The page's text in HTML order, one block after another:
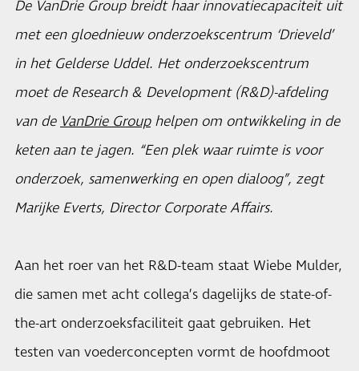
De VanDrie Group breidt haar innovatiecapaciteit uit
met een gloednieuw onderzoekscentrum ‘Drieveld’
in het Gelderse Uddel. Het onderzoekscentrum
moet de Research & Development (R&D)-afdeling
van deVanDrie Grouphelpen om ontwikkeling in de
keten aan te jagen. “Een plek waar ruimte is voor
onderzoek, samenwerking en open dialoog”, zegt
Marijke Everts, Director Corporate Affairs.
Aan het roer van het R&D-team staat Wiebe Mulder,
die samen met acht collega’s dagelijks de state-of-
the-art onderzoeksfaciliteit gaat gebruiken. Het
testen van voederconcepten vormt de hoofdmoot